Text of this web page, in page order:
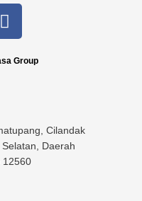
F
a
e
k
Group
Cilandak
Daerah
12560